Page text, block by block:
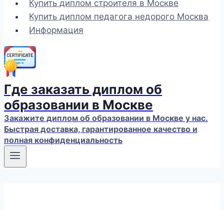
Купить диплом строителя в Москве
Купить диплом педагога недорого Москва
Информация
Где заказать диплом об
образовании в Москве
Закажите диплом об образовании в Москве у нас.
Быстрая доставка, гарантированное качество и
полная конфиденциальность